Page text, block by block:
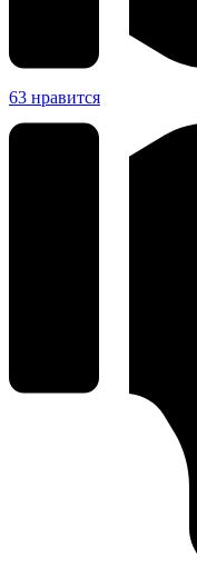
63 нравится